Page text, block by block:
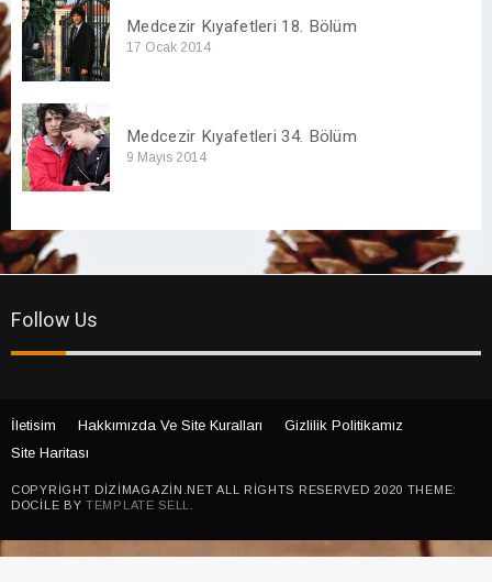
Medcezir Kıyafetleri 18. Bölüm
17 Ocak 2014
Medcezir Kıyafetleri 34. Bölüm
9 Mayıs 2014
Follow Us
COPYRIGHT DIZIMAGAZIN.NET ALL RIGHTS RESERVED 2020 THEME:
DOCILE BY TEMPLATE SELL.
İletisim Hakkımızda Ve Site Kuralları
Gizlilik Politikamız
Site Haritası